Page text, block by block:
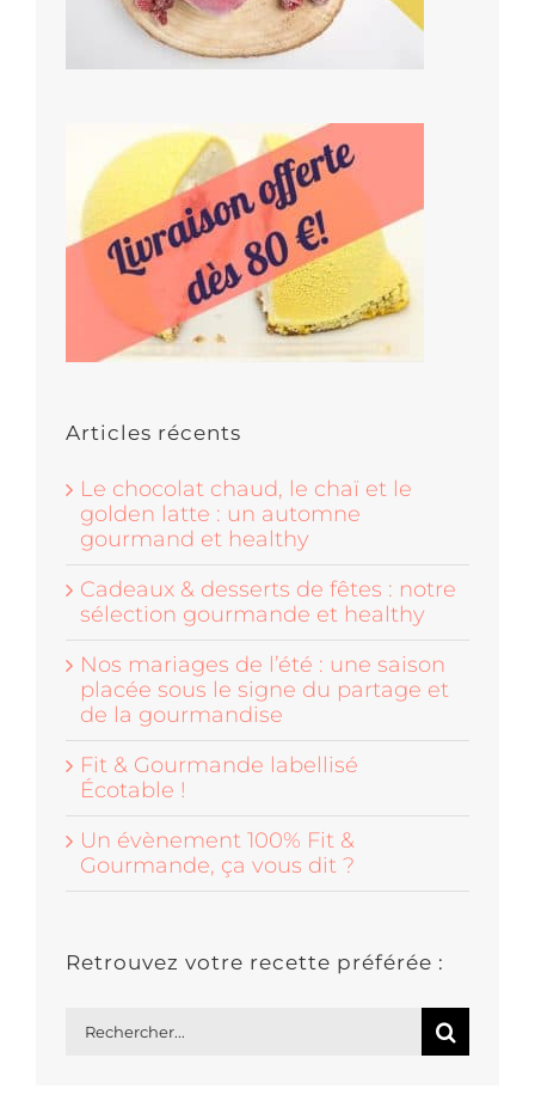
Articles récents
Le chocolat chaud, le chaï et le
golden latte : un automne
gourmand et healthy
Cadeaux & desserts de fêtes : notre
sélection gourmande et healthy
Nos mariages de l’été : une saison
placée sous le signe du partage et
de la gourmandise
Fit & Gourmande labellisé
Écotable !
Un évènement 100% Fit &
Gourmande, ça vous dit ?
Retrouvez votre recette préférée :